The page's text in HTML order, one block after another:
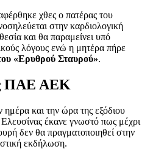
χθες ο πατέρας του
στην καρδιολογική
και θα παραμείνει υπό
λόγους ενώ η μητέρα πήρε
«Ερυθρού Σταυρού».
ΠΑΕ ΑΕΚ
και την ώρα της εξόδιου
έκανε γνωστό πως μέχρι
δεν θα πραγματοποιηθεί στην
εκδήλωση.